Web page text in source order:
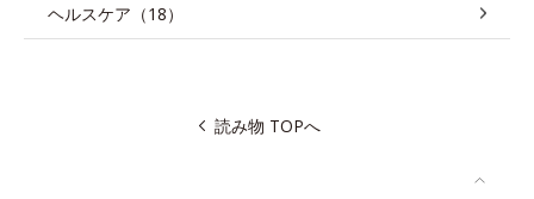
ヘルスケア（18）
読み物 TOPへ